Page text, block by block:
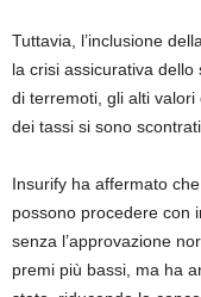
Tuttavia, l’inclusione
la crisi assicurativa
di terremoti, gli alti
dei tassi si sono scontrati.
Insurify ha affermato
possono procedere con
senza l’approvazione
premi più bassi, ma ha